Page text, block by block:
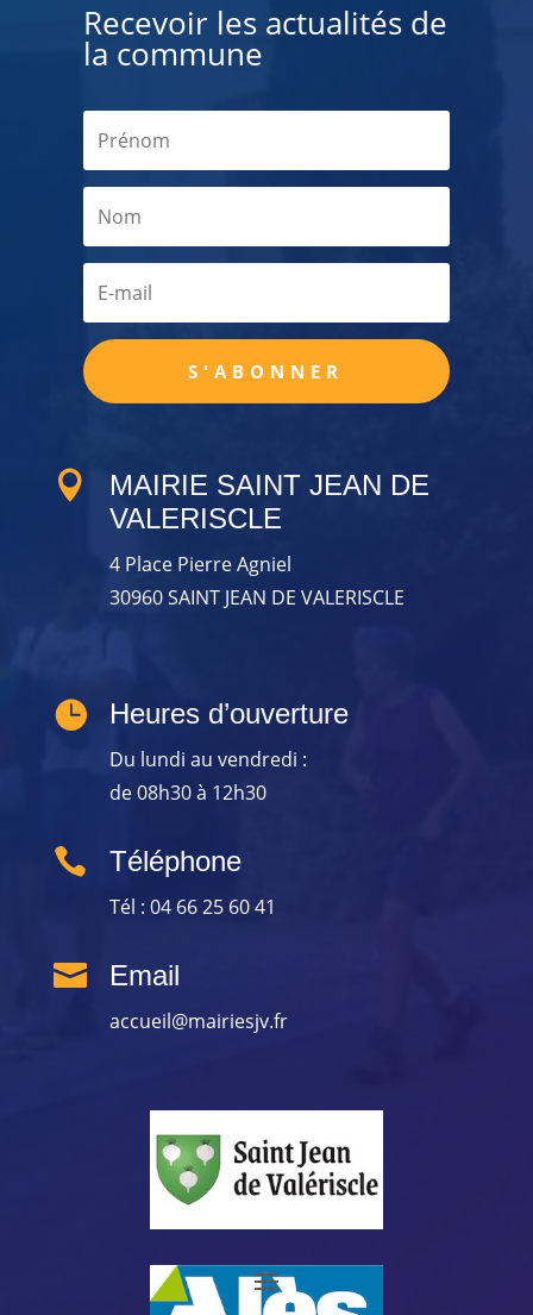
Recevoir les actualités de
la commune
S'ABONNER

MAIRIE SAINT JEAN DE
VALERISCLE
4 Place Pierre Agniel
30960 SAINT JEAN DE VALERISCLE
 Heures d’ouverture
Du lundi au vendredi :
de 08h30 à 12h30
 Téléphone
Tél : 04 66 25 60 41
 Email
accueil@mairiesjv.fr